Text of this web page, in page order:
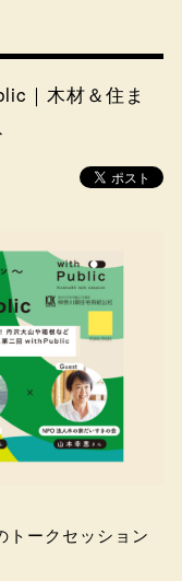
｜木材＆住ま
トークセッション